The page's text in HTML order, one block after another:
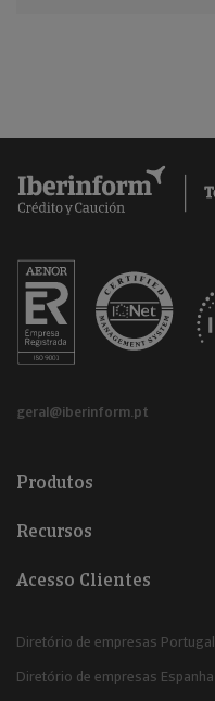
geral@iberinform.pt
Produtos
Recursos
Acesso Clientes
Diretório de empresas Portugal
Diretório de empresas Espanha